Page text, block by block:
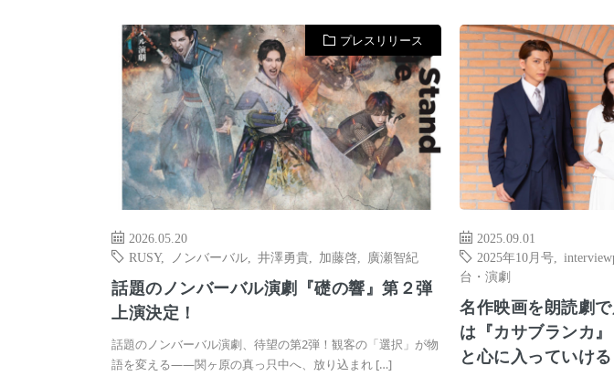
プレスリリース
2026.05.20
RUSY, ノンバーバル 井澤勇貴 加藤啓 廣瀬智紀
話題のノンバーバル演劇『礎の響』第２弾
上演決定！
話題のノンバーバル演劇、待望の第2弾！観客の「選択」が物
語を変える——関ヶ原の真っ只中へ、放り込まれ […]
2025.09.01
2025年10月号 ,
台・演劇
名作映画を朗読劇
は『カサブランカ
と心に入っていけ